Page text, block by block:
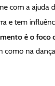
com a ajuda
e tem
é o foco
como na